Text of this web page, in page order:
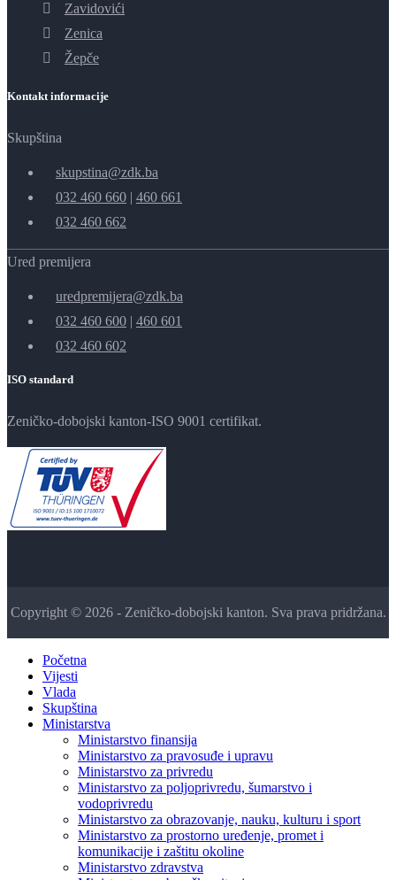
Zavidovići
Zenica
Žepče
Kontakt informacije
Skupština
skupstina@zdk.ba
032 460 660 | 460 661
032 460 662
Ured premijera
uredpremijera@zdk.ba
032 460 600 | 460 601
032 460 602
ISO standard
Zeničko-dobojski kanton-ISO 9001 certifikat.
Copyright © 2026 - Zeničko-dobojski kanton. Sva prava pridržana.
Početna
Vijesti
Vlada
Skupština
Ministarstva
Ministarstvo finansija
Ministarstvo za pravosuđe i upravu
Ministarstvo za privredu
Ministarstvo za poljoprivredu, šumarstvo i
vodoprivredu
Ministarstvo za obrazovanje, nauku, kulturu i sport
Ministarstvo za prostorno uređenje, promet i
komunikacije i zaštitu okoline
Ministarstvo zdravstva